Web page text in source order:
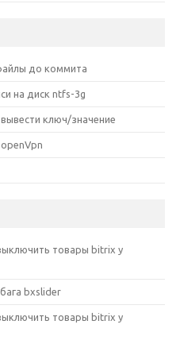
до коммита
на диск ntfs-3g
ключ/значение
товары bitrix у
bxslider
товары bitrix у